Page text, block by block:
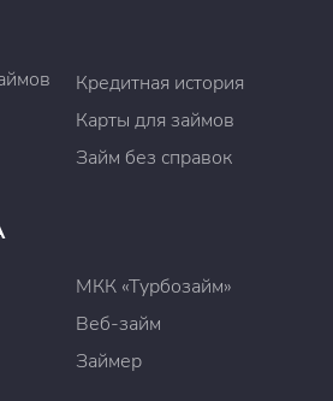
Кредитная история
Карты для займов
Займ без справок
МКК «Турбозайм»
Веб-займ
Займер